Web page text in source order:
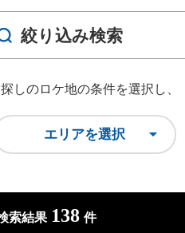
絞り込み検索
しのロケ地の条件を選択し、
エリアを選択
索結果 138 件